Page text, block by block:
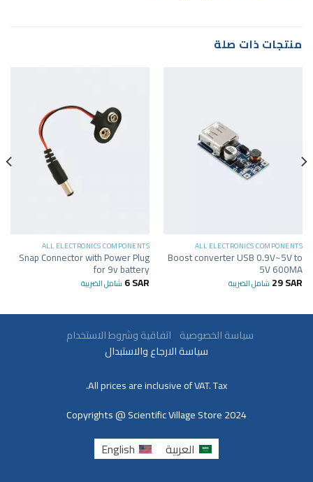
منتجات ذات صلة
ALL ELECTRONICS COMPONENTS
Boost converter USB 0.9V~5V to
5V 600MA
29SAR شامل الضريبة
ALL ELECTRONICS COMPONENTS
Snap Connector with Power Plug
for 9v battery
6SAR شامل الضريبة
سياسة الخصوصية اتفاقية وشروط الاستخدام
سياسة الارجاع والاستبدال
All prices are inclusive of VAT. Tax.
Copyrights @ Scientific Village Store 2024
العربية English